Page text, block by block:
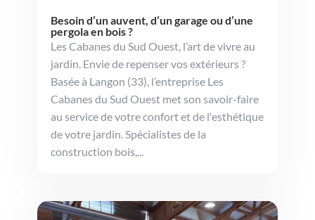
Besoin d’un auvent, d’un garage ou d’une
pergola en bois ?
Les Cabanes du Sud Ouest, l’art de vivre au
jardin. Envie de repenser vos extérieurs ?
Basée à Langon (33), l’entreprise Les
Cabanes du Sud Ouest met son savoir-faire
au service de votre confort et de l'esthétique
de votre jardin. Spécialistes de la
construction bois,...